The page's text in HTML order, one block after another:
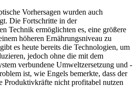
Vorhersagen wurden auch
Die Fortschritte in der
Technik ermöglichten es, eine größere
höheren Ernährungsniveau zu
es heute bereits die Technologien, um
jedoch ohne die mit dem
verbundene Umweltzersetzung und -
ist, wie Engels bemerkte, dass der
Produktivkräfte nicht profitabel nutzen